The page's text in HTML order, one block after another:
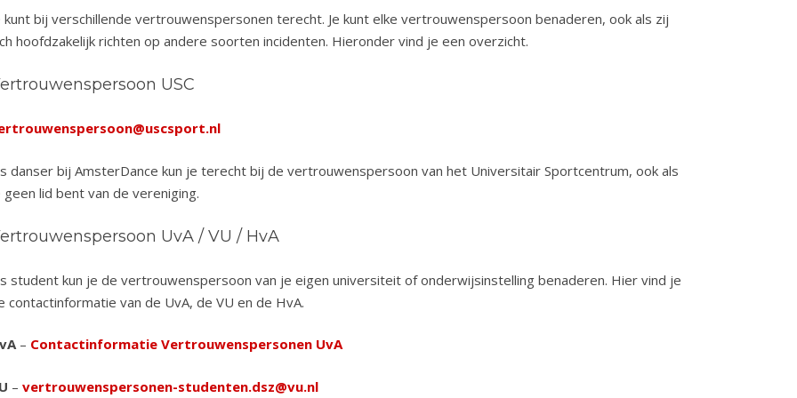
kunt bij verschillende vertrouwenspersonen terecht. Je kunt elke vertrouwenspersoon benaderen, ook als zij
hoofdzakelijk richten op andere soorten incidenten. Hieronder vind je een overzicht.
USC
danser bij AmsterDance kun je terecht bij de vertrouwenspersoon van het Universitair Sportcentrum, ook als
geen lid bent van de vereniging.
UvA / VU / HvA
student kun je de vertrouwenspersoon van je eigen universiteit of onderwijsinstelling benaderen. Hier vind je
contactinformatie van de UvA, de VU en de HvA.
– Contactinformatie Vertrouwenspersonen UvA
– vertrouwenspersonen-studenten.dsz@vu.nl